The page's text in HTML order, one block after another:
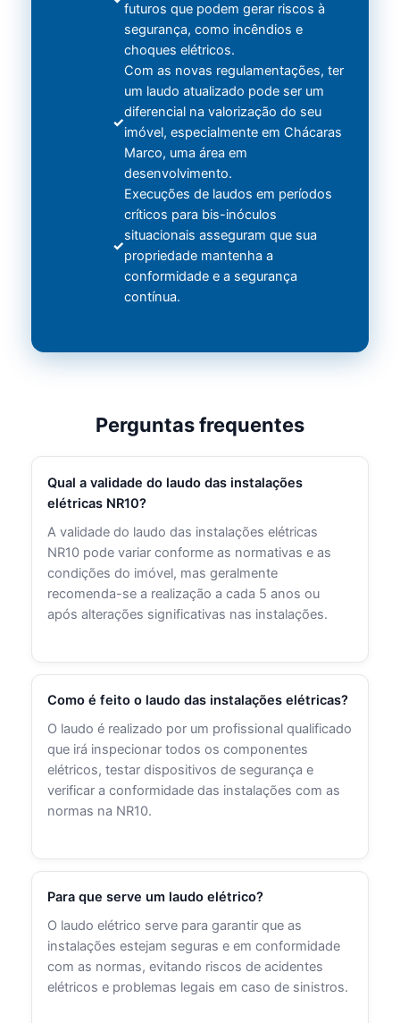
futuros que podem gerar riscos à
segurança, como incêndios e
choques elétricos.
Com as novas regulamentações, ter
um laudo atualizado pode ser um
diferencial na valorização do seu
imóvel, especialmente em Chácaras
Marco, uma área em
desenvolvimento.
Execuções de laudos em períodos
críticos para bis-inóculos
situacionais asseguram que sua
propriedade mantenha a
conformidade e a segurança
contínua.
Perguntas frequentes
Qual a validade do laudo das instalações
elétricas NR10?
A validade do laudo das instalações elétricas
NR10 pode variar conforme as normativas e as
condições do imóvel, mas geralmente
recomenda-se a realização a cada 5 anos ou
após alterações significativas nas instalações.
Como é feito o laudo das instalações elétricas?
O laudo é realizado por um profissional qualificado
que irá inspecionar todos os componentes
elétricos, testar dispositivos de segurança e
verificar a conformidade das instalações com as
normas na NR10.
Para que serve um laudo elétrico?
O laudo elétrico serve para garantir que as
instalações estejam seguras e em conformidade
com as normas, evitando riscos de acidentes
elétricos e problemas legais em caso de sinistros.